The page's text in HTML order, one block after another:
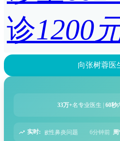
诊1200
向张树蓉医
33万+名专业医生 | 60秒
实时:
6分钟前 周** 咨询了胃痛问题 8分钟前